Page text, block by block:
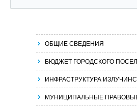
ОБЩИЕ СВЕДЕНИЯ
БЮДЖЕТ ГОРОДСКОГО
ИНФРАСТРУКТУРА
МУНИЦИПАЛЬНЫЕ